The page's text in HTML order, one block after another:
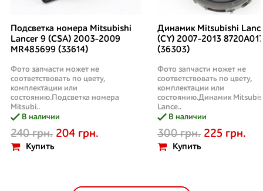
Подсветка номера Mitsubishi
Lancer 9 (CSA) 2003-2009
MR485699 (33614)
Фото запчасти может не
соответствовать по цвету,
комплектации или
состоянию.Подсветка номера
Mitsubi..
В наличии
240 грн. 204 грн.
Купить
Динамик Mitsubishi
(CY) 2007-2013
(36303)
Фото запчасти может не
соответствовать по цвету,
комплектации или
состоянию.Динамик
Lance..
В наличии
300 грн. 225 грн.
Купить